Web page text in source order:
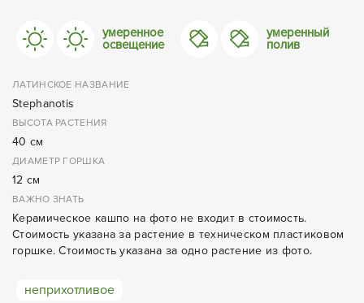
умеренное
освещение
умеренный
полив
ЛАТИНСКОЕ НАЗВАНИЕ
Stephanotis
ВЫСОТА РАСТЕНИЯ
40 см
ДИАМЕТР ГОРШКА
12 см
ВАЖНО ЗНАТЬ
Керамическое кашпо на фото не входит в стоимость.
Стоимость указана за растение в техническом пластиковом
горшке. Стоимость указана за одно растение из фото.
неприхотливое